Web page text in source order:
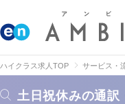
ハイクラス求人TOP サービス・
土日祝休みの通訳